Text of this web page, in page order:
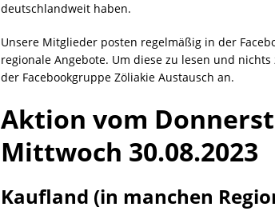
deutschlandweit haben.
Unsere Mitglieder posten regelmäßig in der
regionale Angebote. Um diese zu lesen und
der Facebookgruppe Zöliakie Austausch an.
Aktion vom
Mittwoch 30.08.2023
Kaufland (in manchen